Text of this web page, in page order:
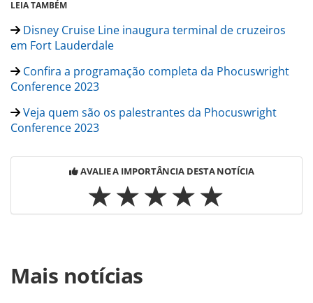
LEIA TAMBÉM
Disney Cruise Line inaugura terminal de cruzeiros
em Fort Lauderdale
Confira a programação completa da Phocuswright
Conference 2023
Veja quem são os palestrantes da Phocuswright
Conference 2023
AVALIE A IMPORTÂNCIA DESTA NOTÍCIA
https://www.panrotas.com.br/destinos/entretenimento/
navios-disney-messi-e-brightline-movimentam-fort-
Mais notícias